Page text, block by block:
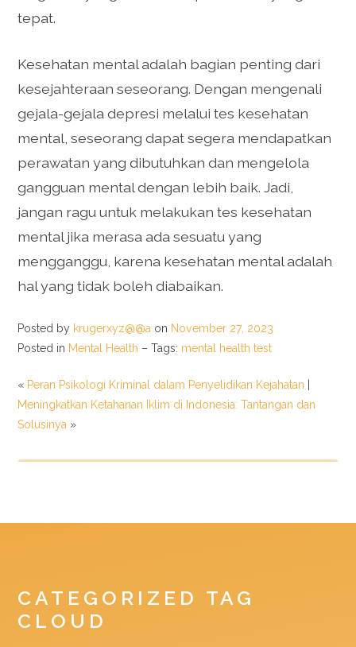
tepat.
Kesehatan mental adalah bagian penting dari
kesejahteraan seseorang. Dengan mengenali
gejala-gejala depresi melalui tes kesehatan
mental, seseorang dapat segera mendapatkan
perawatan yang dibutuhkan dan mengelola
gangguan mental dengan lebih baik. Jadi,
jangan ragu untuk melakukan tes kesehatan
mental jika merasa ada sesuatu yang
mengganggu, karena kesehatan mental adalah
hal yang tidak boleh diabaikan.
Posted by krugerxyz@@a on November 27, 2023
Posted in Mental Health – Tags: mental health test
« Peran Psikologi Kriminal dalam Penyelidikan Kejahatan
Meningkatkan Ketahanan Iklim di Indonesia: Tantangan dan
Solusinya »
CATEGORIZED TAG
CLOUD